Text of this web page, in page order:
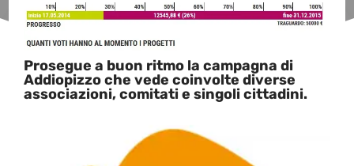
Prosegue a buon ritmo la campagna di
Addiopizzo che vede coinvolte diverse
associazioni, comitati e singoli cittadini.